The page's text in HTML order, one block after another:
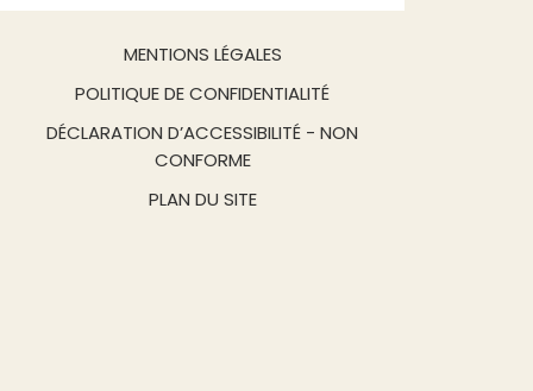
MENTIONS LÉGALES
POLITIQUE DE CONFIDENTIALITÉ
DÉCLARATION D’ACCESSIBILITÉ - NON
CONFORME
PLAN DU SITE